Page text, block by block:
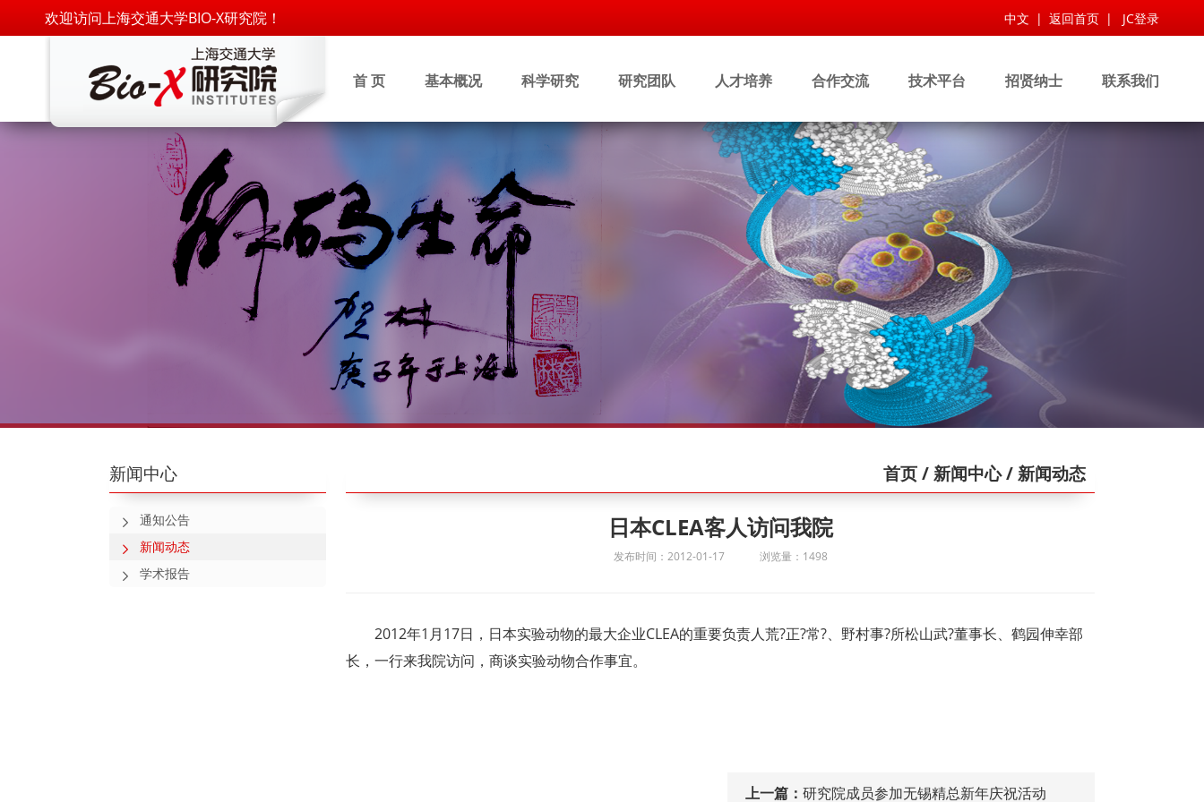
欢迎访问上海交通大学BIO-X研究院！ 中文 | 返回首页 | JC登录
首 页 基本概况 科学研究 研究团队 人才培养 合作交流 技术平台 招贤纳士 联系我们
新闻中心
通知公告
新闻动态
学术报告
首页/ 新闻中心/ 新闻动态
日本CLEA客人访问我院
发布时间：2012-01-17 浏览量：1498
2012年1月17日，日本实验动物的最大企业CLEA的重要负责人荒?正?常?、野村事?所松山武?董事长、鹤园伸幸部
长，一行来我院访问，商谈实验动物合作事宜。
上一篇： 研究院成员参加无锡精总新年庆祝活动